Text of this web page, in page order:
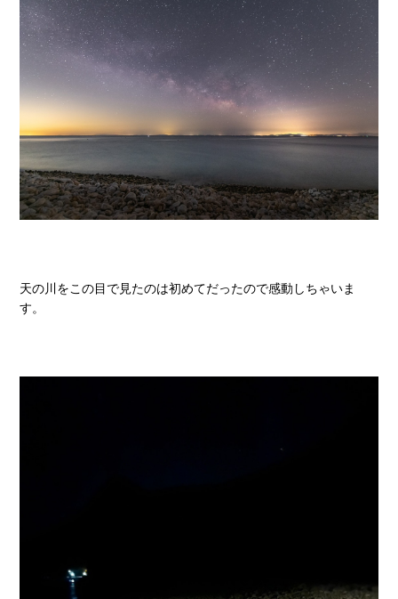
天の川をこの目で見たのは初めてだったので感動しちゃいま
す。